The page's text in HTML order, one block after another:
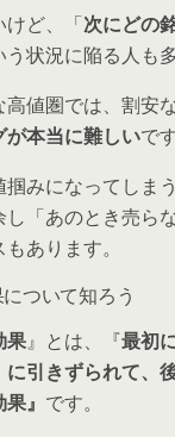
けど、「次にどの
う状況に陥る人も
値圏では、割安
本当に難しいです
みになってしま
「あのとき売ら
あります。
ついて知ろう
果』とは、『最初
に引きずられて、
』 です。